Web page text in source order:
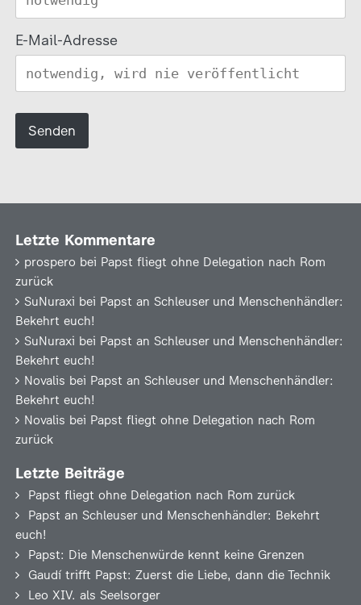
E-Mail-Adresse
Letzte Kommentare
prospero bei Papst fliegt ohne Delegation nach Rom
zurück
SuNuraxi bei Papst an Schleuser und Menschenhändler:
Bekehrt euch!
SuNuraxi bei Papst an Schleuser und Menschenhändler:
Bekehrt euch!
Novalis bei Papst an Schleuser und Menschenhändler:
Bekehrt euch!
Novalis bei Papst fliegt ohne Delegation nach Rom
zurück
Letzte Beiträge
Papst fliegt ohne Delegation nach Rom zurück
Papst an Schleuser und Menschenhändler: Bekehrt
euch!
Papst: Die Menschenwürde kennt keine Grenzen
Gaudí trifft Papst: Zuerst die Liebe, dann die Technik
Leo XIV. als Seelsorger